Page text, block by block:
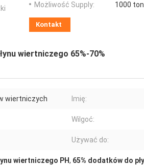
Możliwość Supply:
1000
Kontakt
wiertniczego 65%-70%
wiertniczych Imię:
Wilgoć:
Używać do:
wiertniczego PH, 65% dodatków do